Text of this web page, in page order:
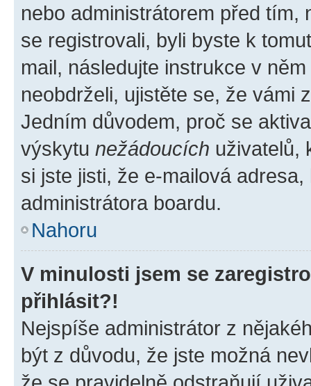
nebo administrátorem před tím,
se registrovali, byli byste k
mail, následujte instrukce v
neobdrželi, ujistěte se, že vámi
Jedním důvodem, proč se
výskytu nežádoucích uživatelů,
si jste jisti, že e-mailová
administrátora boardu.
Nahoru
V minulosti jsem se
přihlásit?!
Nejspíše administrátor z
být z důvodu, že jste možná